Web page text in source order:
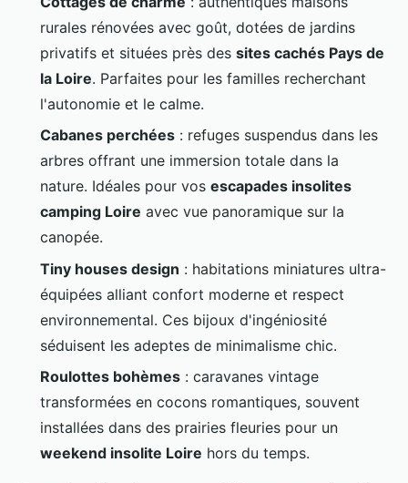
rurales rénovées avec goût, dotées de jardins
privatifs et situées près des sites cachés Pays de
la Loire. Parfaites pour les familles recherchant
l'autonomie et le calme.
Cabanes perchées : refuges suspendus dans les
arbres offrant une immersion totale dans la
nature. Idéales pour vos escapades insolites
camping Loire avec vue panoramique sur la
canopée.
Tiny houses design : habitations miniatures ultra-
équipées alliant confort moderne et respect
environnemental. Ces bijoux d'ingéniosité
séduisent les adeptes de minimalisme chic.
Roulottes bohèmes : caravanes vintage
transformées en cocons romantiques, souvent
installées dans des prairies fleuries pour un
weekend insolite Loire hors du temps.